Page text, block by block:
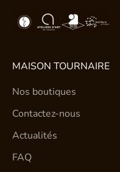
MAISON TOURNAIRE
Nos boutiques
Contactez-nous
Actualités
FAQ